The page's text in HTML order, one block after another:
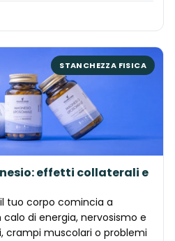
STANCHEZZA FISICA
effetti collaterali e
tuo corpo comincia a
di energia, nervosismo e
muscolari o problemi